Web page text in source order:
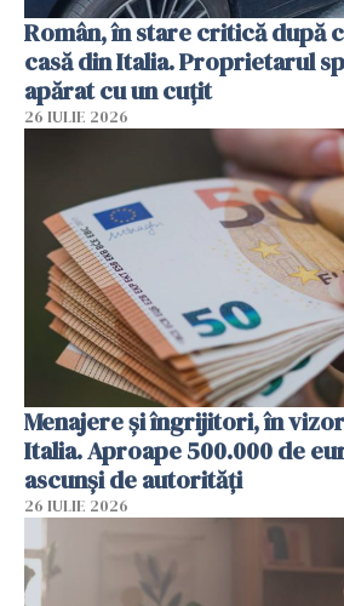
Român, în stare critică după
casă din Italia. Proprietarul
apărat cu un cuțit
26 IULIE 2026
Menajere și îngrijitori, în
Italia. Aproape 500.000 de
ascunși de autorități
26 IULIE 2026